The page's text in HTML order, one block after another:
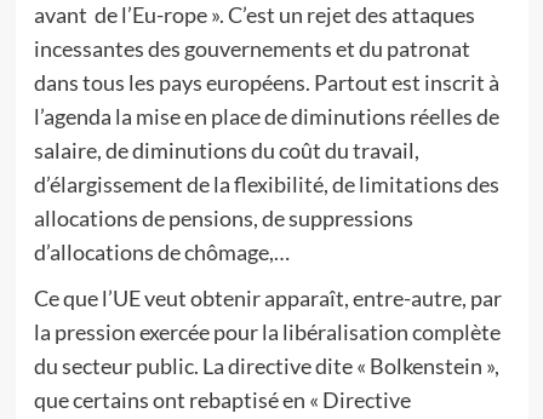
avant de l’Eu-rope ». C’est un rejet des attaques
incessantes des gouvernements et du patronat
dans tous les pays européens. Partout est inscrit à
l’agenda la mise en place de diminutions réelles de
salaire, de diminutions du coût du travail,
d’élargissement de la flexibilité, de limitations des
allocations de pensions, de suppressions
d’allocations de chômage,…
Ce que l’UE veut obtenir apparaît, entre-autre, par
la pression exercée pour la libéralisation complète
du secteur public. La directive dite « Bolkenstein »,
que certains ont rebaptisé en « Directive